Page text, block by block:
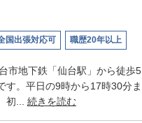
国出張対応可 職歴20年以上
市地下鉄「仙台駅」から徒歩5
す。平日の9時から17時30分ま
初... 続きを読む